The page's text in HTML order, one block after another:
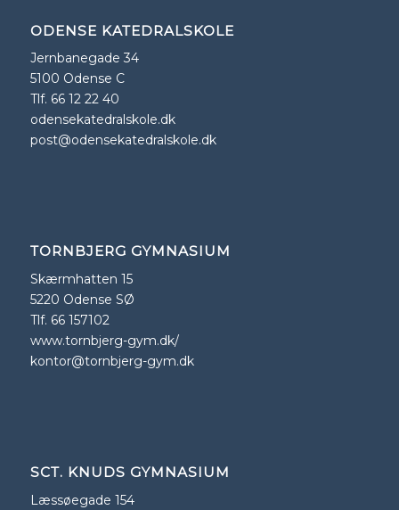
ODENSE KATEDRALSKOLE
Jernbanegade 34
5100 Odense C
Tlf. 66 12 22 40
odensekatedralskole.dk
post@odensekatedralskole.dk
TORNBJERG GYMNASIUM
Skærmhatten 15
5220 Odense SØ
Tlf. 66 157102
www.tornbjerg-gym.dk/
kontor@tornbjerg-gym.dk
SCT. KNUDS GYMNASIUM
Læssøegade 154